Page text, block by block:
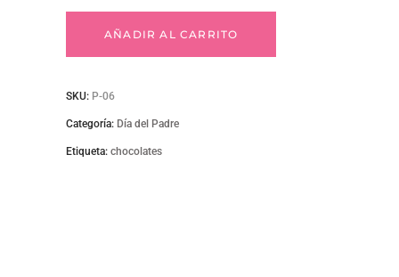
AÑADIR AL CARRITO
SKU: P-06
Categoría: Día del Padre
Etiqueta: chocolates